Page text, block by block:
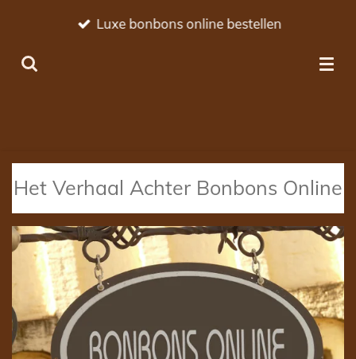
naar
Luxe bonbons online bestellen
Het Verhaal Achter Bonbons Online